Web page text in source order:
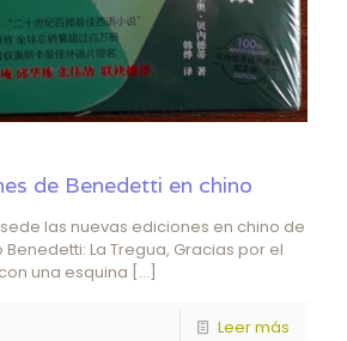
de Benedetti en chino
las nuevas ediciones en chino de
La Tregua, Gracias por el
una esquina […]
Leer más